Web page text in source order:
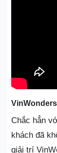
Chắc hẳn
khách đã
giải trí